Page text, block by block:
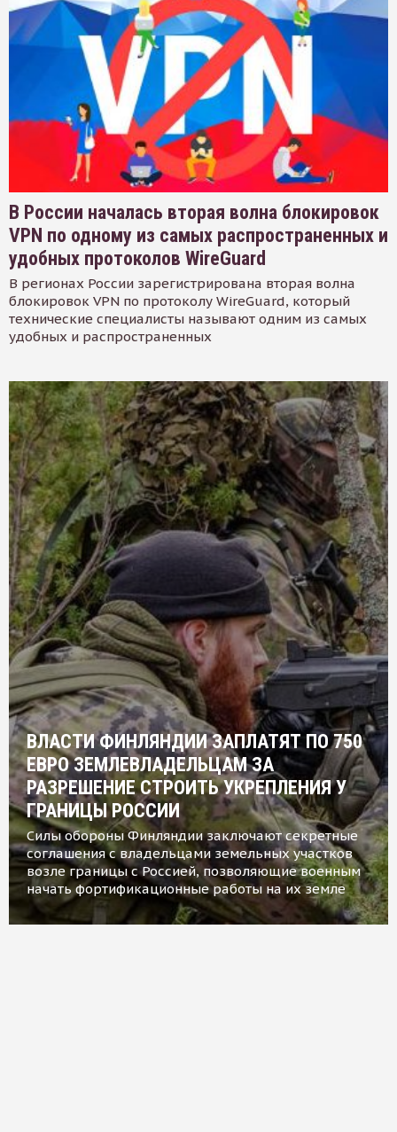
В России началась вторая волна блокировок
VPN по одному из самых распространенных и
удобных протоколов WireGuard
В регионах России зарегистрирована вторая волна
блокировок VPN по протоколу WireGuard, который
технические специалисты называют одним из самых
удобных и распространенных
ВЛАСТИ ФИНЛЯНДИИ ЗАПЛАТЯТ ПО 750
ЕВРО ЗЕМЛЕВЛАДЕЛЬЦАМ ЗА
РАЗРЕШЕНИЕ СТРОИТЬ УКРЕПЛЕНИЯ У
ГРАНИЦЫ РОССИИ
Силы обороны Финляндии заключают секретные
соглашения с владельцами земельных участков
возле границы с Россией, позволяющие военным
начать фортификационные работы на их земле